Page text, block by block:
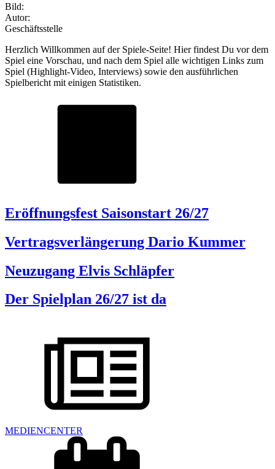
Bild:
Autor:
Geschäftsstelle
Herzlich Willkommen auf der Spiele-Seite! Hier findest Du vor dem
Spiel eine Vorschau, und nach dem Spiel alle wichtigen Links zum
Spiel (Highlight-Video, Interviews) sowie den ausführlichen
Spielbericht mit einigen Statistiken.
Eröffnungsfest Saisonstart 26/27
Vertragsverlängerung Dario Kummer
Neuzugang Elvis Schläpfer
Der Spielplan 26/27 ist da
MEDIENCENTER